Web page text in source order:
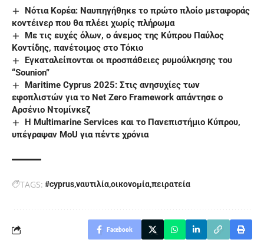
Νότια Κορέα: Ναυπηγήθηκε το πρώτο πλοίο μεταφοράς
κοντέινερ που θα πλέει χωρίς πλήρωμα
Mε τις ευχές όλων, ο άνεμος της Κύπρου Παύλος
Κοντίδης, πανέτοιμος στο Τόκιο
Εγκαταλείπονται οι προσπάθειες ρυμούλκησης του
“Sounion”
Maritime Cyprus 2025: Στις ανησυχίες των
εφοπλιστών για το Net Zero Framework απάντησε ο
Αρσένιο Ντομίνκεζ
H Multimarine Services και το Πανεπιστήμιο Κύπρου,
υπέγραψαν MoU για πέντε χρόνια
TAGS: #cyprusναυτιλίαοικονομίαπειρατεία
Facebook